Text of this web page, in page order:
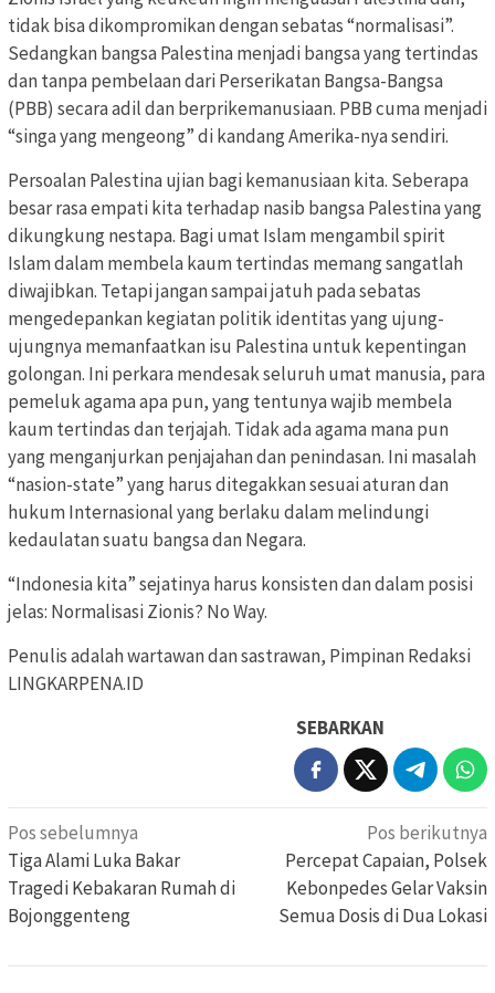
tidak bisa dikompromikan dengan sebatas “normalisasi”.
Sedangkan bangsa Palestina menjadi bangsa yang tertindas
dan tanpa pembelaan dari Perserikatan Bangsa-Bangsa
(PBB) secara adil dan berprikemanusiaan. PBB cuma menjadi
“singa yang mengeong” di kandang Amerika-nya sendiri.
Persoalan Palestina ujian bagi kemanusiaan kita. Seberapa
besar rasa empati kita terhadap nasib bangsa Palestina yang
dikungkung nestapa. Bagi umat Islam mengambil spirit
Islam dalam membela kaum tertindas memang sangatlah
diwajibkan. Tetapi jangan sampai jatuh pada sebatas
mengedepankan kegiatan politik identitas yang ujung-
ujungnya memanfaatkan isu Palestina untuk kepentingan
golongan. Ini perkara mendesak seluruh umat manusia, para
pemeluk agama apa pun, yang tentunya wajib membela
kaum tertindas dan terjajah. Tidak ada agama mana pun
yang menganjurkan penjajahan dan penindasan. Ini masalah
“nasion-state” yang harus ditegakkan sesuai aturan dan
hukum Internasional yang berlaku dalam melindungi
kedaulatan suatu bangsa dan Negara.
“Indonesia kita” sejatinya harus konsisten dan dalam posisi
jelas: Normalisasi Zionis? No Way.
Penulis adalah wartawan dan sastrawan, Pimpinan Redaksi
LINGKARPENA.ID
SEBARKAN
Navigasi
pos
Pos sebelumnya
Tiga Alami Luka Bakar
Tragedi Kebakaran Rumah di
Bojonggenteng
Pos berikutnya
Percepat Capaian, Polsek
Kebonpedes Gelar Vaksin
Semua Dosis di Dua Lokasi